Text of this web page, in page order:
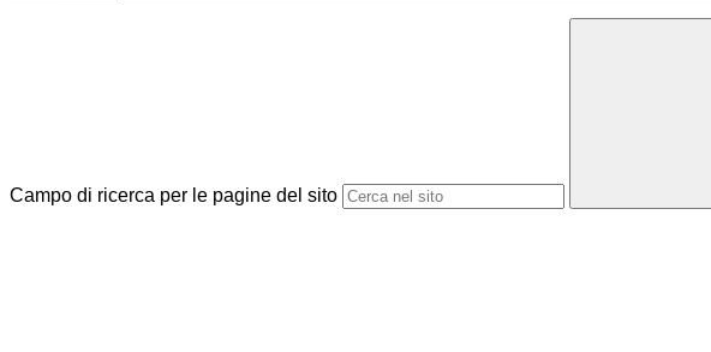
Campo di ricerca per le pagine del sito